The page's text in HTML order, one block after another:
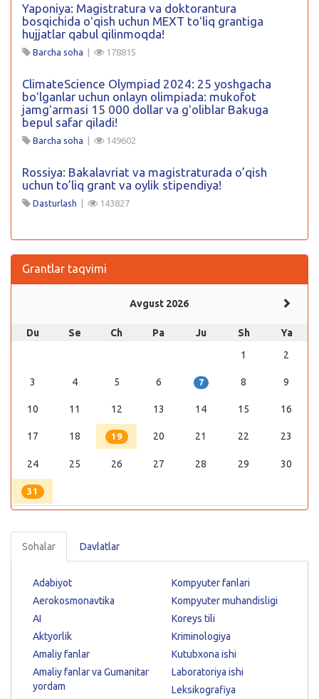
Yaponiya: Magistratura va doktorantura
bosqichida oʻqish uchun MEXT toʻliq grantiga
hujjatlar qabul qilinmoqda!
Barcha soha | 178815
ClimateScience Olympiad 2024: 25 yoshgacha
boʻlganlar uchun onlayn olimpiada: mukofot
jamgʻarmasi 15 000 dollar va gʻoliblar Bakuga
bepul safar qiladi!
Barcha soha | 149602
Rossiya: Bakalavriat va magistraturada o’qish
uchun to’liq grant va oylik stipendiya!
Dasturlash | 143827
Grantlar taqvimi
Avgust 2026
Du Se Ch Pa Ju Sh
Ya
1
2
3 4 5 6 7 8 9
10 11 12 13 14 15 16
17 18 19 20 21 22 23
24 25 26 27 28 29 30
31
Sohalar Davlatlar
Adabiyot
Aerokosmonavtika
AI
Aktyorlik
Amaliy fanlar
Amaliy fanlar va Gumanitar
yordam
Kompyuter fanlari
Kompyuter muhandisligi
Koreys tili
Kriminologiya
Kutubxona ishi
Laboratoriya ishi
Leksikografiya